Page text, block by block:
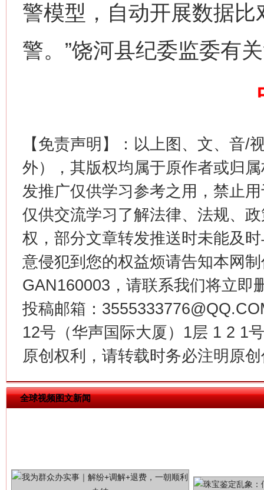
警模型，自动开展数据
警。”饶河县纪委监委有
【免责声明】：以上图、文、音/
外），其版权均属于原作者或归
发推广仅供学习参考之用，禁止
仅供交流学习了解法律、法规、
权，部分文章转发推送时未能及
意侵犯到您的权益烦请告知本网
GAN160003，请联系我们将立即
投稿邮箱：
12号（华声国际大厦）1层 1 2 1
原创权利，请转载时务必注明原
全球视频图文新闻
揭批美国五大"原罪" "炒